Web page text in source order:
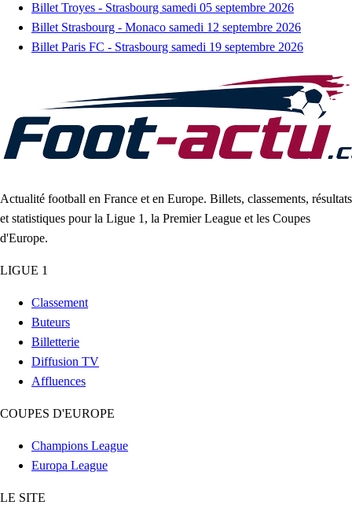
Billet Troyes - Strasbourg samedi 05 septembre 2026
Billet Strasbourg - Monaco samedi 12 septembre 2026
Billet Paris FC - Strasbourg samedi 19 septembre 2026
Actualité football en France et en Europe. Billets, classements, résultats
et statistiques pour la Ligue 1, la Premier League et les Coupes
d'Europe.
LIGUE 1
Classement
Buteurs
Billetterie
Diffusion TV
Affluences
COUPES D'EUROPE
Champions League
Europa League
LE SITE